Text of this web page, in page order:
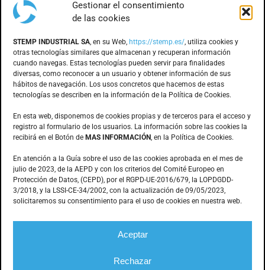
Gestionar el consentimiento
de las cookies
STEMP INDUSTRIAL SA, en su Web, https://stemp.es/, utiliza cookies y
otras tecnologías similares que almacenan y recuperan información
cuando navegas. Estas tecnologías pueden servir para finalidades
diversas, como reconocer a un usuario y obtener información de sus
hábitos de navegación. Los usos concretos que hacemos de estas
tecnologías se describen en la información de la Política de Cookies.
En esta web, disponemos de cookies propias y de terceros para el acceso y
registro al formulario de los usuarios. La información sobre las cookies la
recibirá en el Botón de MAS INFORMACIÓN, en la Política de Cookies.
En atención a la Guía sobre el uso de las cookies aprobada en el mes de
julio de 2023, de la AEPD y con los criterios del Comité Europeo en
Protección de Datos, (CEPD), por el RGPD-UE-2016/679, la LOPDGDD-
3/2018, y la LSSI-CE-34/2002, con la actualización de 09/05/2023,
solicitaremos su consentimiento para el uso de cookies en nuestra web.
Aceptar
Rechazar
DÓNDE ESTAMOS
Anoia, 1 nave 8 · Pol. Ind. Can Bernades
Subirà
08130 – Santa Perpètua de Mogoda
(Barcelona)
CONTACTO
935.603.166
stemp@stemp.es
Mecanización de piezas